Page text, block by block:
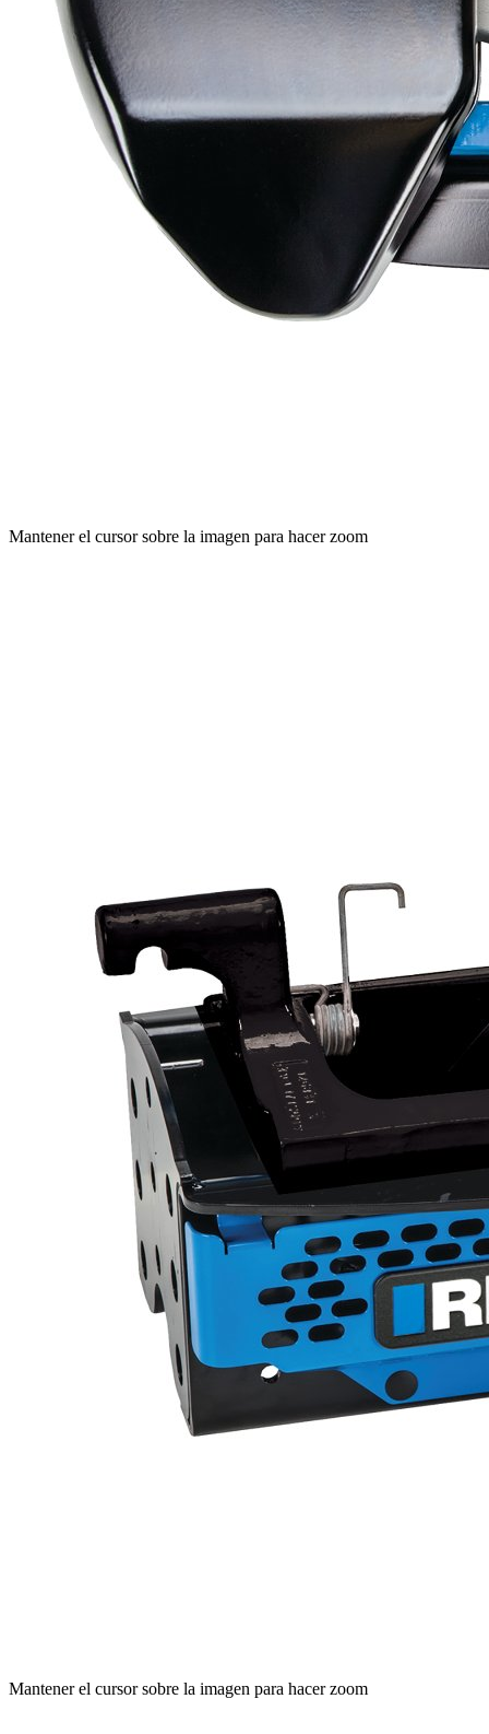
Mantener el cursor sobre la imagen para hacer zoom
Mantener el cursor sobre la imagen para hacer zoom